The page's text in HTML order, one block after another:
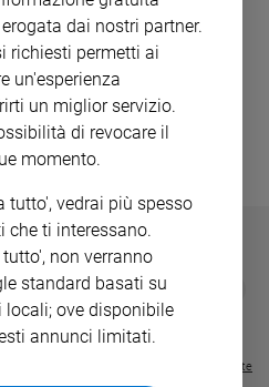
FAMIGLIA CRISTIANA
€ 104,00
€ 83,00
Visualizza tutte le riviste
dai nostri partner.
richiesti permetti ai
un'esperienza
un miglior servizio.
di revocare il
momento.
tutto', vedrai più spesso
che ti interessano.
non verranno
standard basati su
ove disponibile
annunci limitati.